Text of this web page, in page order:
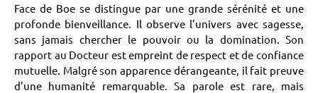
Face de Boe se distingue par une grande sérénité et une
profonde bienveillance. Il observe l’univers avec sagesse,
sans jamais chercher le pouvoir ou la domination. Son
rapport au Docteur est empreint de respect et de confiance
mutuelle. Malgré son apparence dérangeante, il fait preuve
d’une humanité remarquable. Sa parole est rare, mais